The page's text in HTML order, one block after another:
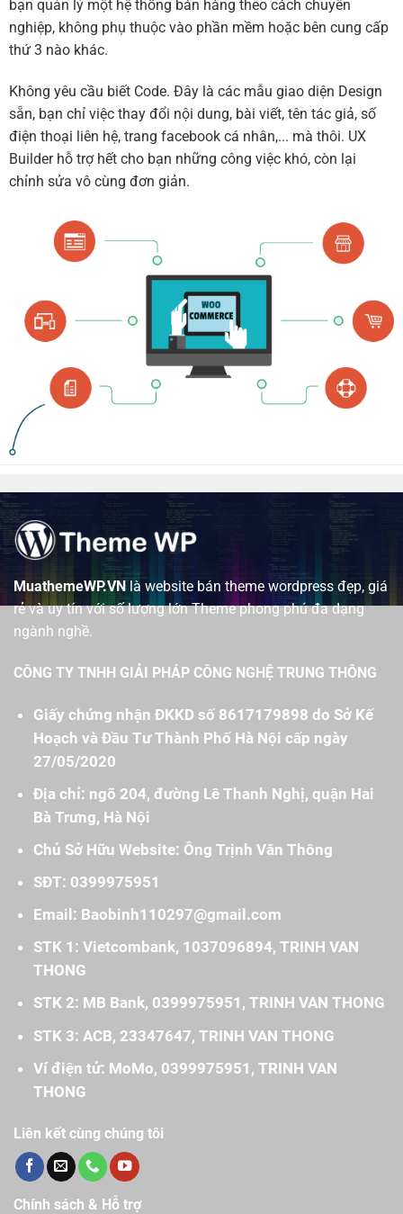
bạn quản lý một hệ thống bán hàng theo cách chuyên
nghiệp, không phụ thuộc vào phần mềm hoặc bên cung cấp
thứ 3 nào khác.
Không yêu cầu biết Code. Đây là các mẫu giao diện Design
sẵn, bạn chỉ việc thay đổi nội dung, bài viết, tên tác giả, số
điện thoại liên hệ, trang facebook cá nhân,... mà thôi. UX
Builder hỗ trợ hết cho bạn những công việc khó, còn lại
chỉnh sửa vô cùng đơn giản.
MuathemeWP.VNlà website bán theme wordpress đẹp, giá
rẻ và uy tín với số lượng lớn Theme phong phú đa dạng
ngành nghề.
CÔNG TY TNHH GIẢI PHÁP CÔNG NGHỆ TRUNG THÔNG
Giấy chứng nhận ĐKKD số 8617179898 do Sở Kế
Hoạch và Đầu Tư Thành Phố Hà Nội cấp ngày
27/05/2020
Địa chỉ: ngõ 204, đường Lê Thanh Nghị, quận Hai
Bà Trưng, Hà Nội
Chủ Sở Hữu Website: Ông Trịnh Văn Thông
SĐT: 0399975951
Email: Baobinh110297@gmail.com
STK 1: Vietcombank, 1037096894, TRINH VAN
THONG
STK 2: MB Bank, 0399975951, TRINH VAN THONG
STK 3: ACB, 23347647, TRINH VAN THONG
Ví điện tử: MoMo, 0399975951, TRINH VAN
THONG
Liên kết cùng chúng tôi
Chính sách & Hỗ trợ